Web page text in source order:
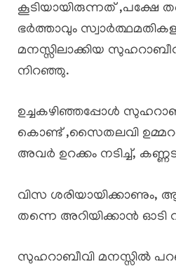
കൂടിയായിരുന്നത് ,പക്ഷേ
ഭർത്താവും
മനസ്സിലാക്കിയ
നിറഞ്ഞു.
ഉച്ചകഴിഞ്ഞപ്പോൾ
കൊണ്ട് ,സൈതലവി
അവർ ഉറക്കം നടിച്ച്,
വിസ
തന്നെ അറിയിക്കാൻ ഓടി
സുഹറാബീവി മനസ്സിൽ